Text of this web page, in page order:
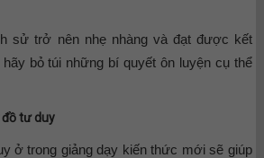
sử trở nên nhẹ nhàng và đạt được kết
bỏ túi những bí quyết ôn luyện cụ thể
tư duy
ở trong giảng dạy kiến thức mới sẽ giúp